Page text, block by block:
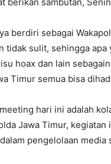
berdiri sebagai
tidak sulit, sehingga
hoax dan lain
Timur semua bisa
hari ini adalah
Jawa Timur,
pengelolaan